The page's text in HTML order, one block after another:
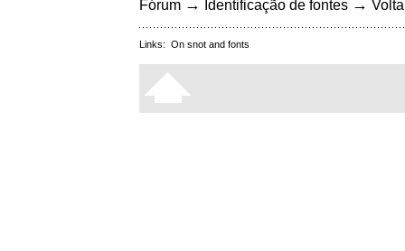
Fórum → Identificação de fontes →
Links: On snot and fonts